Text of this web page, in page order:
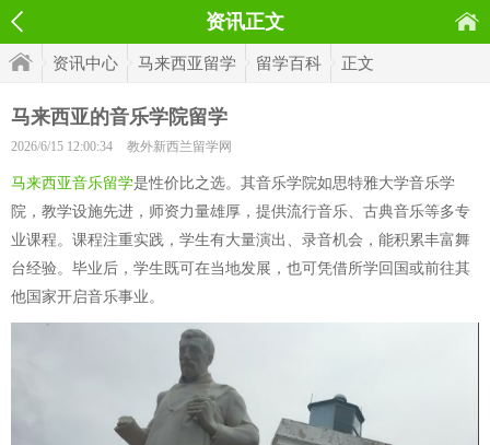
资讯正文
资讯中心 马来西亚留学 留学百科 正文
马来西亚的音乐学院留学
2026/6/15 12:00:34 教外新西兰留学网
马来西亚音乐留学是性价比之选。其音乐学院如思特雅大学音乐学
院，教学设施先进，师资力量雄厚，提供流行音乐、古典音乐等多专
业课程。课程注重实践，学生有大量演出、录音机会，能积累丰富舞
台经验。毕业后，学生既可在当地发展，也可凭借所学回国或前往其
他国家开启音乐事业。